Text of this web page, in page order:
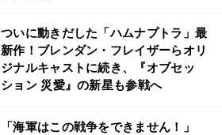
ついに動きだした「ハムナプトラ」最
新作！ブレンダン・フレイザーらオリ
ジナルキャストに続き、『オブセッ
ション 災愛』の新星も参戦へ
「海軍はこの戦争をできません！」